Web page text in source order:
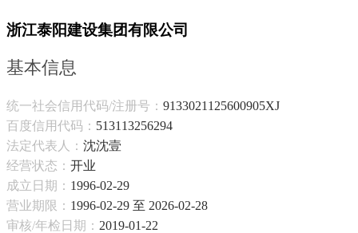
浙江泰阳建设集团有限公司
基本信息
统一社会信用代码/注册号： 9133021125600905XJ
百度信用代码： 513113256294
法定代表人： 沈沈壹
经营状态： 开业
成立日期： 1996-02-29
营业期限： 1996-02-29 至 2026-02-28
审核/年检日期： 2019-01-22